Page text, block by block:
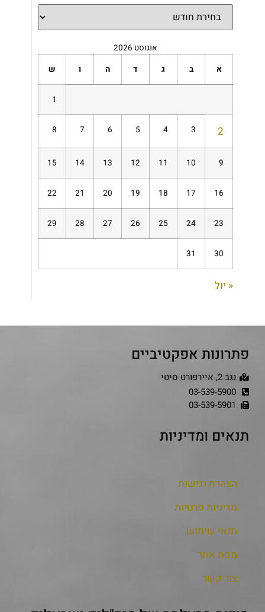
אוגוסט 2026
א
ב ג ד ה ו ש
1
2
3
4
5
6
7
8
9
10
11
12
13
14
15
16
17
18
19
20
21
22
23
24
25
26
27
28
29
30
31
« יול
פתרונות אפקטיביים
נגב 2, איירפורט סיטי
03-539-5900
03-539-5901
תנאים ומדיניות
הצהרת נגישות
מדיניות פרטיות
תנאי שימוש
מפת אתר
צור קשר